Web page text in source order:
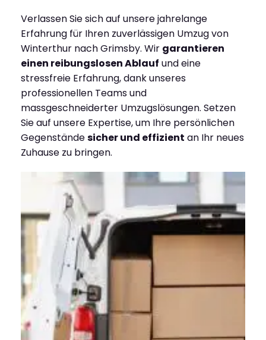
Verlassen Sie sich auf unsere jahrelange
Erfahrung für Ihren zuverlässigen Umzug von
Winterthur nach Grimsby. Wir garantieren
einen reibungslosen Ablauf und eine
stressfreie Erfahrung, dank unseres
professionellen Teams und
massgeschneiderter Umzugslösungen. Setzen
Sie auf unsere Expertise, um Ihre persönlichen
Gegenständesicher und effizient an Ihr neues
Zuhause zu bringen.